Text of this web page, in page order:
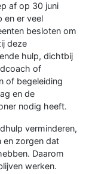
af op 30 juni
en er veel
besloten om
deze
hulp, dichtbij
of
of begeleiding
en de
nodig heeft.
verminderen,
en zorgen dat
Daarom
werken.